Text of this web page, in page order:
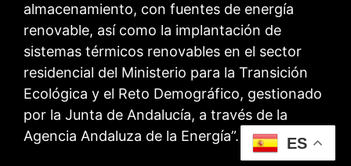
almacenamiento, con fuentes de energía
renovable, así como la implantación de
sistemas térmicos renovables en el sector
residencial del Ministerio para la Transición
Ecológica y el Reto Demográfico, gestionado
por la Junta de Andalucía, a través de la
Agencia Andaluza de la Energía”.
ES